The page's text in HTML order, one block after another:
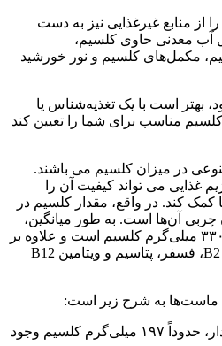
از منابع غیرغذایی نیز به دست
آب معدنی حاوی کلسیم،
مکمل‌های کلسیم و نور خورشید
بهتر است با یک تغذیه‌شناس یا
مناسب برای شما را تعیین کند
در میزان کلسیم می باشند.
می تواند کیفیت آن را
کمک کند. در واقع، مقدار کلسیم در
چربی آن‌ها است. به طور میانگین،
هر کاسه ماست حاوی تقریباً ۳۳۰ میلی‌گرم کلسیم است و علاوه بر
کلسیم، ماست دارای ویتامین B2، فسفر، پتاسیم و ویتامین B12
ماست‌ها به شرح زیر است:
در هر ۱۰۰ گرم ماست طعم دار، حدوداً ۱۹۷ میلی‌گرم کلسیم وجود